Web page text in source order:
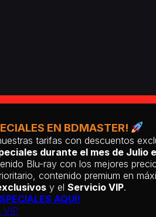
EN BDMASTER!
tarifas con descuentos
durante el mes de Julio
Blu-ray con los mejores
contenido premium en
y el Servicio VIP.
AQUÍ!
VIP